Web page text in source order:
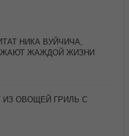
ОВОЩЕЙ ГРИЛЬ С